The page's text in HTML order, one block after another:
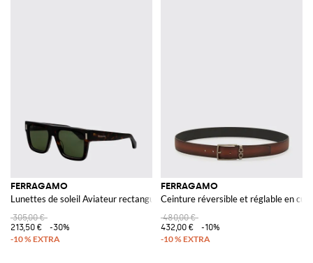
FERRAGAMO
Lunettes de soleil Aviateur rectangulaires en acétate avec logo
305,00 €
213,50 €
-30%
FERRAGAMO
Ceinture réversible et réglable en
480,00 €
432,00 €
-10%